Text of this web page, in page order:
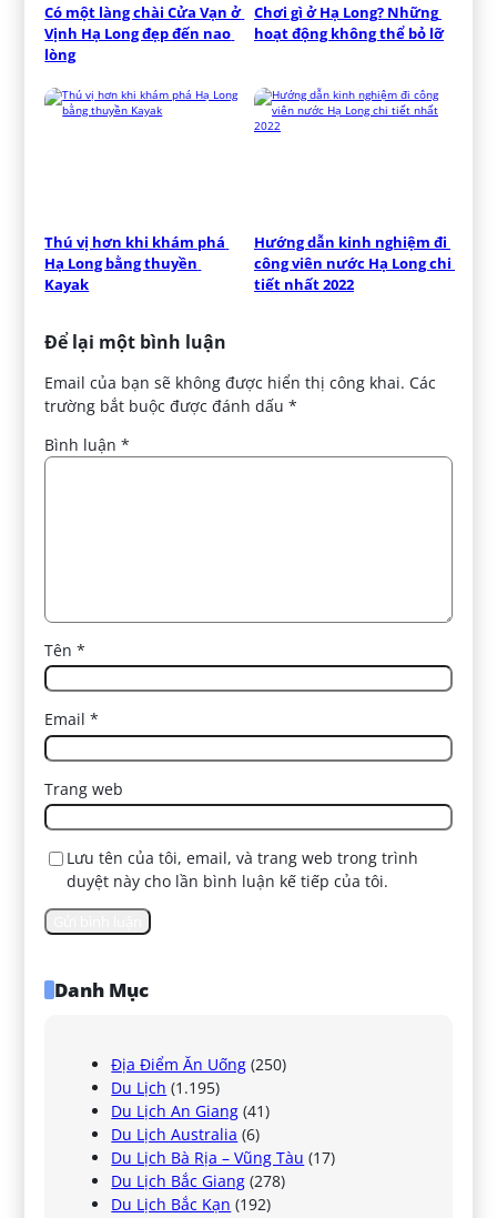
Có một làng chài Cửa Vạn ở
Vịnh Hạ Long đẹp đến nao
lòng
Chơi gì ở Hạ Long? Những
hoạt động không thể bỏ lỡ
Thú vị hơn khi khám phá
Hạ Long bằng thuyền
Kayak
Hướng dẫn kinh nghiệm đi
công viên nước Hạ Long chi
tiết nhất 2022
Để lại một bình luận
Email của bạn sẽ không được hiển thị công khai. Các
trường bắt buộc được đánh dấu*
Bình luận*
Tên*
Email*
Trang web
Lưu tên của tôi, email, và trang web trong trình
duyệt này cho lần bình luận kế tiếp của tôi.
Danh Mục
Địa Điểm Ăn Uống (250)
Du Lịch (1.195)
Du Lịch An Giang (41)
Du Lịch Australia (6)
Du Lịch Bà Rịa – Vũng Tàu (17)
Du Lịch Bắc Giang (278)
Du Lịch Bắc Kạn (192)